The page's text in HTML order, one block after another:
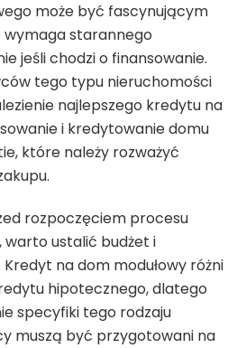
może być fascynującym
wymaga starannego
jeśli chodzi o finansowanie.
tego typu nieruchomości
najlepszego kredytu na
i kredytowanie domu
które należy rozważyć
rozpoczęciem procesu
warto ustalić budżet i
na dom modułowy różni
hipotecznego, dlatego
specyfiki tego rodzaju
muszą być przygotowani na